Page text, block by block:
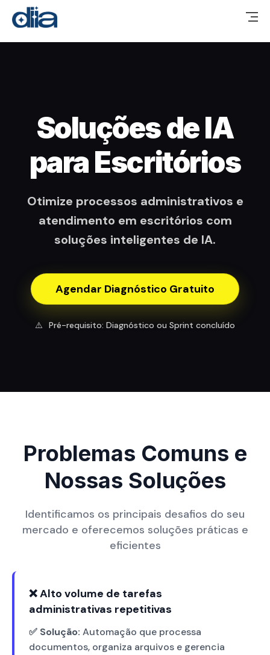
Soluções de IA
para Escritórios
Otimize processos administrativos e
atendimento em escritórios com
soluções inteligentes de IA.
Agendar Diagnóstico Gratuito
⚠️ Pré-requisito: Diagnóstico ou Sprint concluído
Problemas Comuns e
Nossas Soluções
Identificamos os principais desafios do seu
mercado e oferecemos soluções práticas e
eficientes
❌ Alto volume de tarefas
administrativas repetitivas
✅ Solução: Automação que processa
documentos, organiza arquivos e gerencia